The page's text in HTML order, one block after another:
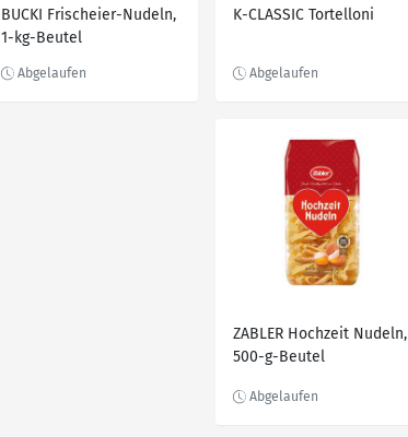
BUCKI Frischeier-Nudeln,
1-kg-Beutel
K-CLASSIC Tortelloni
ZABLER Hochzeit Nudeln,
500-g-Beutel